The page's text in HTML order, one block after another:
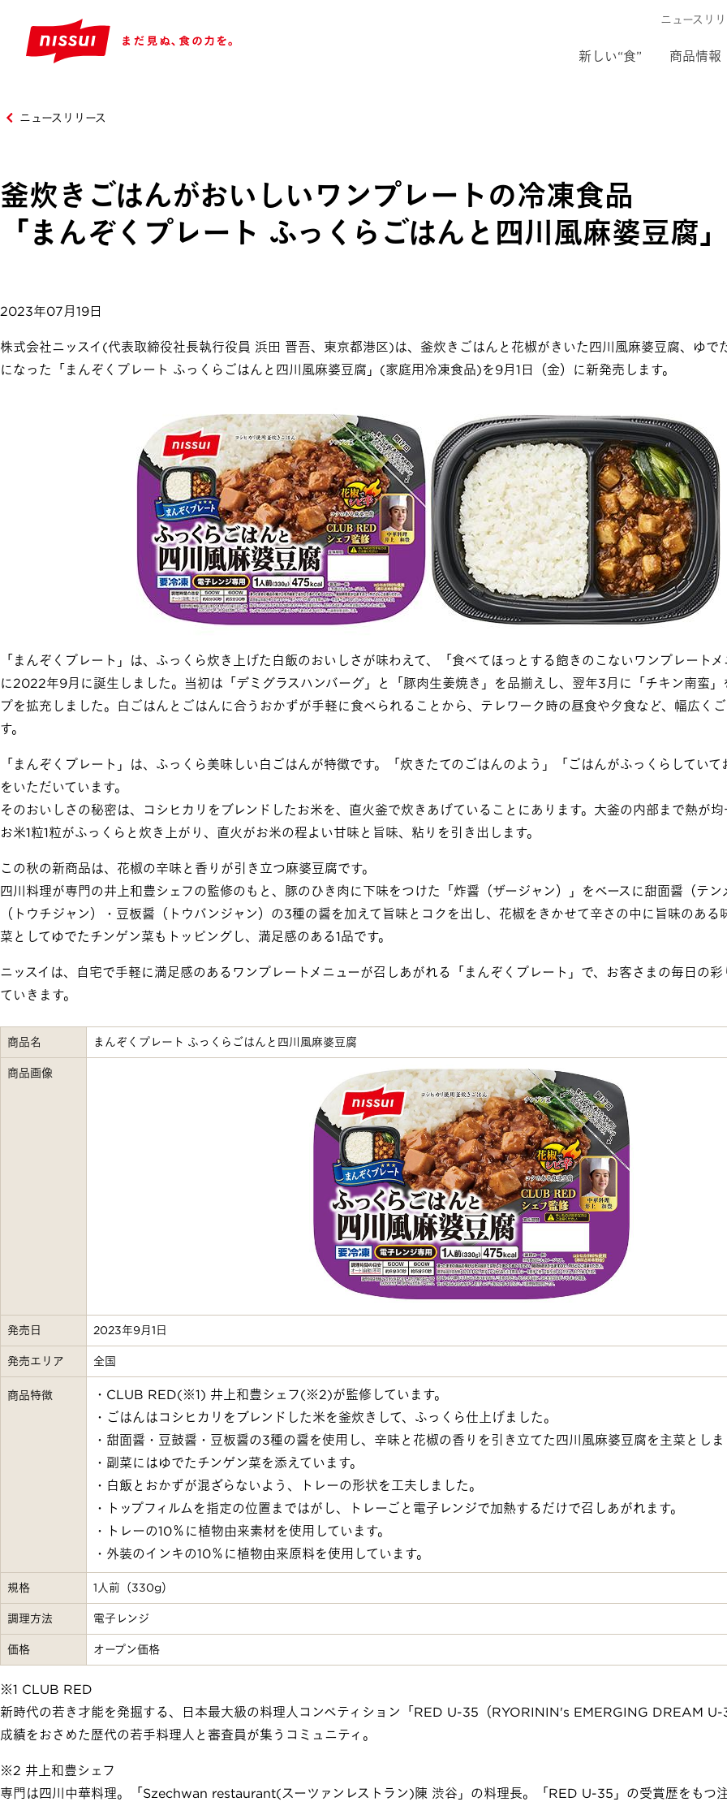
新しい“食” 商品情報
ニュースリ
ニュースリリース
釜炊きごはんがおいしいワンプレートの冷凍食品
「まんぞくプレート ふっくらごはんと四川風麻婆豆腐
2023年07月19日
株式会社ニッスイ(代表取締役社長執行役員 浜田 晋吾、東京都港区)は、釜炊きごはんと花椒がきいた四川風麻婆豆腐、ゆで
になった「まんぞくプレート ふっくらごはんと四川風麻婆豆腐」(家庭用冷凍食品)を9月1日（金）に新発売します。
「まんぞくプレート」は、ふっくら炊き上げた白飯のおいしさが味わえて、「食べてほっとする飽きのこないワンプレート
に2022年9月に誕生しました。当初は「デミグラスハンバーグ」と「豚肉生姜焼き」を品揃えし、翌年3月に「チキン南蛮
プを拡充しました。白ごはんとごはんに合うおかずが手軽に食べられることから、テレワーク時の昼食や夕食など、幅広く
す。
「まんぞくプレート」は、ふっくら美味しい白ごはんが特徴です。「炊きたてのごはんのよう」「ごはんがふっくらしてい
をいただいています。
そのおいしさの秘密は、コシヒカリをブレンドしたお米を、直火釜で炊きあげていることにあります。大釜の内部まで熱が
お米1粒1粒がふっくらと炊き上がり、直火がお米の程よい甘味と旨味、粘りを引き出します。
この秋の新商品は、花椒の辛味と香りが引き立つ麻婆豆腐です。
四川料理が専門の井上和豊シェフの監修のもと、豚のひき肉に下味をつけた「炸醤（ザージャン）」をベースに甜面醤（テ
（トウチジャン）・豆板醤（トウバンジャン）の3種の醤を加えて旨味とコクを出し、花椒をきかせて辛さの中に旨味のある
菜としてゆでたチンゲン菜もトッピングし、満足感のある1品です。
ニッスイは、自宅で手軽に満足感のあるワンプレートメニューが召しあがれる「まんぞくプレート」で、お客さまの毎日の
ていきます。
商品名 まんぞくプレート ふっくらごはんと四川風麻婆豆腐
商品画像
発売日 2023年9月1日
発売エリア 全国
商品特徴
・CLUB RED(※1) 井上和豊シェフ(※2)が監修しています。
・ごはんはコシヒカリをブレンドした米を釜炊きして、ふっくら仕上げました。
・甜面醤・豆鼓醤・豆板醤の3種の醤を使用し、辛味と花椒の香りを引き立てた四川風麻婆豆腐を主菜とし
・副菜にはゆでたチンゲン菜を添えています。
・白飯とおかずが混ざらないよう、トレーの形状を工夫しました。
・トップフィルムを指定の位置まではがし、トレーごと電子レンジで加熱するだけで召しあがれます。
・トレーの10％に植物由来素材を使用しています。
・外装のインキの10％に植物由来原料を使用しています。
規格 1人前（330g）
調理方法 電子レンジ
価格 オープン価格
※1 CLUB RED
新時代の若き才能を発掘する、日本最大級の料理人コンペティション「RED U-35（RYORININ's EMERGING DREAM U-
成績をおさめた歴代の若手料理人と審査員が集うコミュニティ。
※2 井上和豊シェフ
専門は四川中華料理。「Szechwan restaurant(スーツァンレストラン)陳 渋谷」の料理長。「RED U-35」の受賞歴をもつ